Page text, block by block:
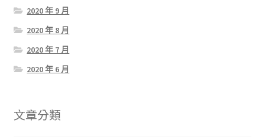
2020 年 9 月
2020 年 8 月
2020 年 7 月
2020 年 6 月
文章分類